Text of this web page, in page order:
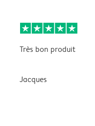
Très bon produit
Jacques